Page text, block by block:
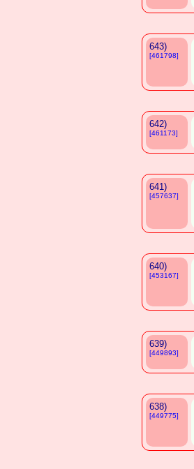
643)
[461798]
642)
[461173]
641)
[457637]
640)
[453167]
639)
[449893]
638)
[449775]